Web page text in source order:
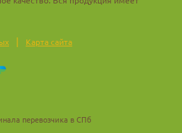
| Карта сайта
перевозчика в СПб